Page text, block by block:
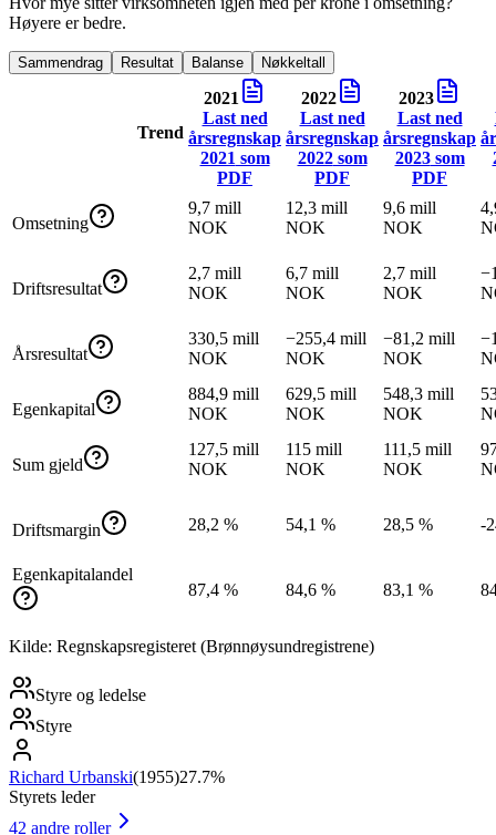
Høyere er bedre.
Sammendrag Resultat Balanse Nøkkeltall
Trend
2021
Last ned
årsregnskap
2021 som
PDF
2022
Last ned
årsregnskap
2022som
PDF
2023
Last ned
årsregnskap
2023som
PDF
Omsetning
9,7 mill
NOK
12,3 mill
NOK
9,6 mill
NOK
Driftsresultat
2,7 mill
NOK
6,7 mill
NOK
2,7 mill
NOK
Årsresultat
330,5 mill
NOK
−255,4 mill
NOK
−81,2 mill
NOK
Egenkapital
884,9 mill
NOK
629,5 mill
NOK
548,3 mill
NOK
Sum gjeld
127,5 mill
NOK
115 mill
NOK
111,5 mill
NOK
Driftsmargin 28,2 % 54,1 % 28,5 % -
Egenkapitalandel
87,4 %
84,6 % 83,1 %
Kilde: Regnskapsregisteret (Brønnøysundregistrene)
Styre og ledelse
Styre
Richard Urbanski(1955)27.7%
Styrets leder
42 andre roller